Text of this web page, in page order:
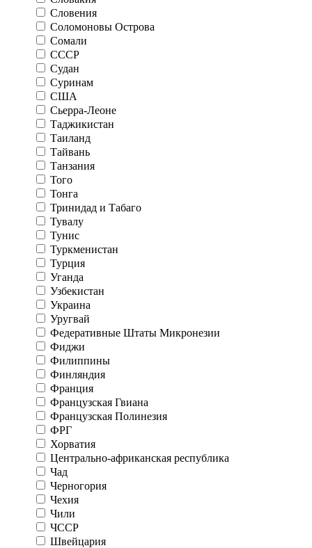
Словения
Соломоновы Острова
Сомали
СССР
Судан
Суринам
США
Сьерра-Леоне
Таджикистан
Таиланд
Тайвань
Танзания
Того
Тонга
Тринидад и Табаго
Тувалу
Тунис
Туркменистан
Турция
Уганда
Узбекистан
Украина
Уругвай
Федеративные Штаты Микронезии
Фиджи
Филиппины
Финляндия
Франция
Французская Гвиана
Французская Полинезия
ФРГ
Хорватия
Центрально-африканская республика
Чад
Черногория
Чехия
Чили
ЧССР
Швейцария